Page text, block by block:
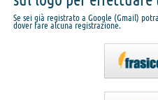
Se sei già registrato a Google (Gmail)
dover fare alcuna registrazione.